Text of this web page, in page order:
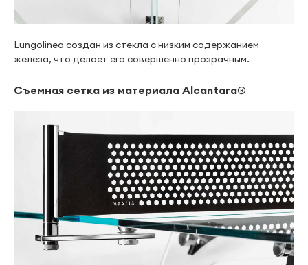
Lungolinea создан из стекла с низким содержанием
железа, что делает его совершенно прозрачным.
Съемная сетка из материала Alcantara®